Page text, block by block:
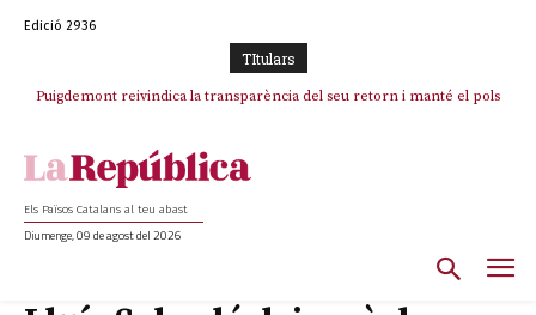
Edició 2936
TItulars
Puigdemont reivindica la transparència del seu retorn i manté el pols
Els Països Catalans al teu abast
Diumenge, 09 de agost del 2026